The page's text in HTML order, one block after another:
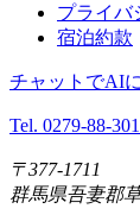
プライバ
宿泊約款
チャットでAI
Tel. 0279-88-
〒377-1711
群馬県吾妻郡